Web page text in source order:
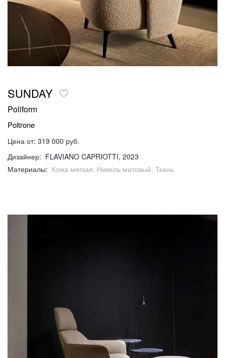
SUNDAY
Poliform
Poltrone
Цена от: 319 000 руб.
Дизайнер: FLAVIANO CAPRIOTTI, 2023
Материалы: Кожа мягкая, Никель матовый, Ткань